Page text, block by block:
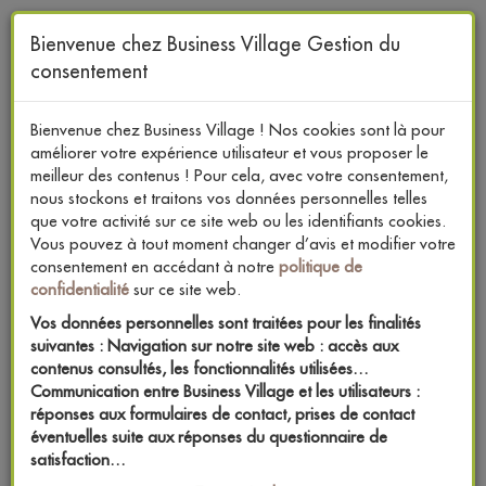
Skip
content
DU COEUR
DANSLE BUSINESS
CONVENTION | SÉMINAIRE | CONGRÈS | INCENTIVE |
Toggle
navigation
Bienvenue chez Business Village Gestion du
consentement
Bienvenue chez Business Village ! Nos cookies sont là pour
améliorer votre expérience utilisateur et vous proposer le
meilleur des contenus ! Pour cela, avec votre consentement,
nous stockons et traitons vos données personnelles telles
que votre activité sur ce site web ou les identifiants cookies.
Vous pouvez à tout moment changer d’avis et modifier votre
consentement en accédant à notre politique de
confidentialité sur ce site web.
Vos données personnelles sont traitées pour les finalités
suivantes : Navigation sur notre site web : accès aux
contenus consultés, les fonctionnalités utilisées…
Communication entre Business Village et les utilisateurs :
réponses aux formulaires de contact, prises de contact
éventuelles suite aux réponses du questionnaire de
satisfaction…